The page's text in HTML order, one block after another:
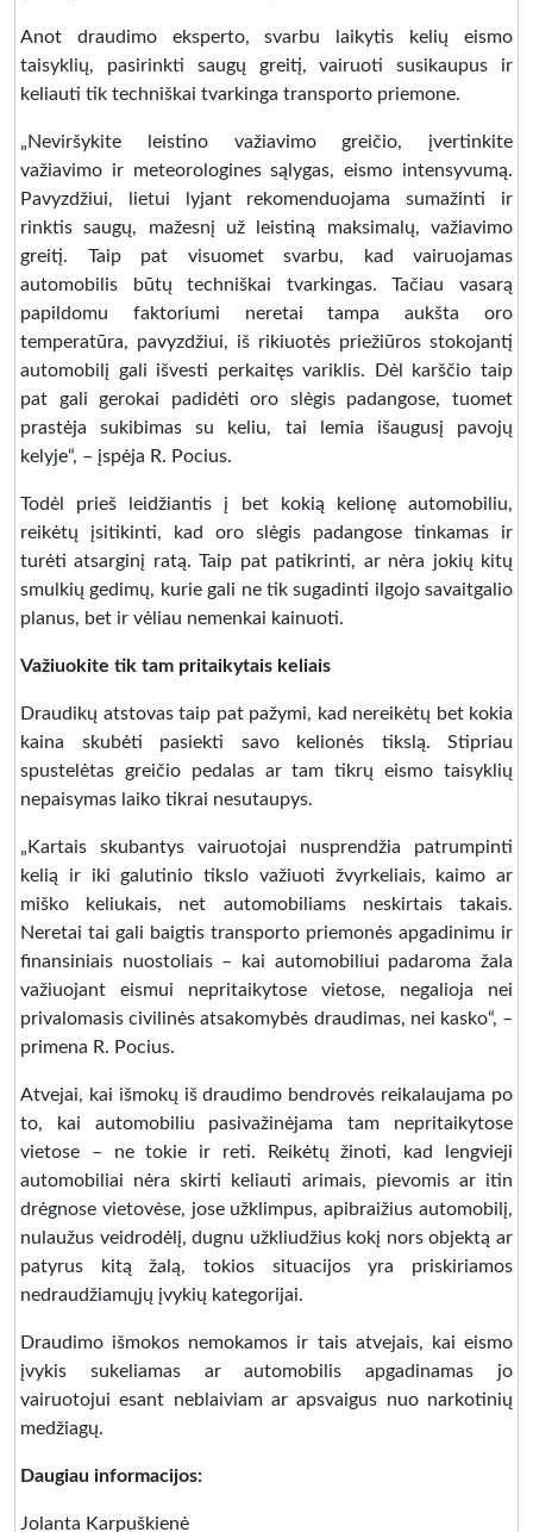
Anot draudimo eksperto, svarbu laikytis kelių eismo
taisyklių, pasirinkti saugų greitį, vairuoti susikaupus ir
keliauti tik techniškai tvarkinga transporto priemone.
„Neviršykite leistino važiavimo greičio, įvertinkite
važiavimo ir meteorologines sąlygas, eismo intensyvumą.
Pavyzdžiui, lietui lyjant rekomenduojama sumažinti ir
rinktis saugų, mažesnį už leistiną maksimalų, važiavimo
greitį. Taip pat visuomet svarbu, kad vairuojamas
automobilis būtų techniškai tvarkingas. Tačiau vasarą
papildomu faktoriumi neretai tampa aukšta oro
temperatūra, pavyzdžiui, iš rikiuotės priežiūros stokojantį
automobilį gali išvesti perkaitęs variklis. Dėl karščio taip
pat gali gerokai padidėti oro slėgis padangose, tuomet
prastėja sukibimas su keliu, tai lemia išaugusį pavojų
kelyje“, – įspėja R. Pocius.
Todėl prieš leidžiantis į bet kokią kelionę automobiliu,
reikėtų įsitikinti, kad oro slėgis padangose tinkamas ir
turėti atsarginį ratą. Taip pat patikrinti, ar nėra jokių kitų
smulkių gedimų, kurie gali ne tik sugadinti ilgojo savaitgalio
planus, bet ir vėliau nemenkai kainuoti.
Važiuokite tik tam pritaikytais keliais
Draudikų atstovas taip pat pažymi, kad nereikėtų bet kokia
kaina skubėti pasiekti savo kelionės tikslą. Stipriau
spustelėtas greičio pedalas ar tam tikrų eismo taisyklių
nepaisymas laiko tikrai nesutaupys.
„Kartais skubantys vairuotojai nusprendžia patrumpinti
kelią ir iki galutinio tikslo važiuoti žvyrkeliais, kaimo ar
miško keliukais, net automobiliams neskirtais takais.
Neretai tai gali baigtis transporto priemonės apgadinimu ir
finansiniais nuostoliais – kai automobiliui padaroma žala
važiuojant eismui nepritaikytose vietose, negalioja nei
privalomasis civilinės atsakomybės draudimas, nei kasko“, –
primena R. Pocius.
Atvejai, kai išmokų iš draudimo bendrovės reikalaujama po
to, kai automobiliu pasivažinėjama tam nepritaikytose
vietose – ne tokie ir reti. Reikėtų žinoti, kad lengvieji
automobiliai nėra skirti keliauti arimais, pievomis ar itin
drėgnose vietovėse, jose užklimpus, apibraižius automobilį,
nulaužus veidrodėlį, dugnu užkliudžius kokį nors objektą ar
patyrus kitą žalą, tokios situacijos yra priskiriamos
nedraudžiamųjų įvykių kategorijai.
Draudimo išmokos nemokamos ir tais atvejais, kai eismo
įvykis sukeliamas ar automobilis apgadinamas jo
vairuotojui esant neblaiviam ar apsvaigus nuo narkotinių
medžiagų.
Daugiau informacijos:
Jolanta Karpuškienė